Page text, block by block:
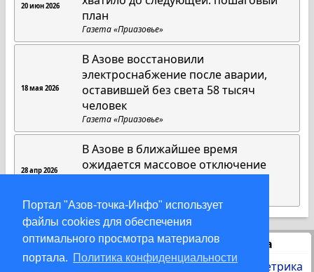
Портал "Азов-точка-Инфо" использует
файлы cookies для обеспечения
оптимального просмотра материалов
портала. Политика конфиденциальности
20 июн 2026
план
Газета «Приазовье»
18 мая 2026
В Азове восстановили
электроснабжение после аварии,
оставившей без света 58 тысяч
человек
Газета «Приазовье»
28 апр 2026
В Азове в ближайшее время
ожидается массовое отключение
Статистика